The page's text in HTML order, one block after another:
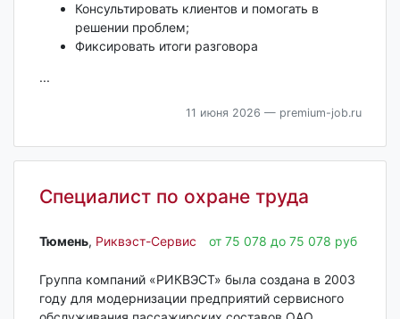
Консультировать клиентов и помогать в
решении проблем;
Фиксировать итоги разговора
...
11 июня 2026 — premium-job.ru
Специалист по охране труда
Тюмень‎, Риквэст-Сервис от 75 078 до 75 078 руб
Группа компаний «РИКВЭСТ» была создана в 2003
году для модернизации предприятий сервисного